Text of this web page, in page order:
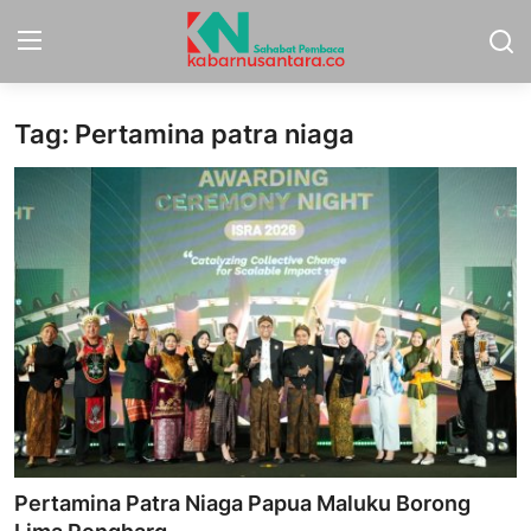
Home
Sport
Nasional
More
Daerah
Politik
Hukum
Opini
Tag: Pertamina patra niaga
Pertamina Patra Niaga Papua Maluku Borong